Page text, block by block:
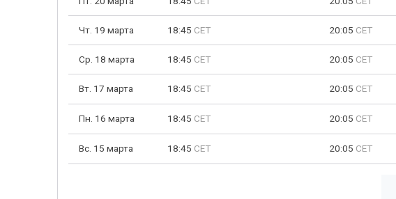
Чт. 19 марта 18:45 CET 20:05 CET
Ср. 18 марта 18:45 CET 20:05 CET
Вт. 17 марта 18:45 CET 20:05 CET
Пн. 16 марта 18:45 CET 20:05 CET
Вс. 15 марта 18:45 CET 20:05 CET